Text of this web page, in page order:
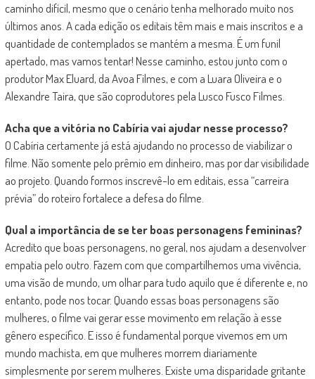
caminho difícil, mesmo que o cenário tenha melhorado muito nos
últimos anos. A cada edição os editais têm mais e mais inscritos e a
quantidade de contemplados se mantém a mesma. É um funil
apertado, mas vamos tentar! Nesse caminho, estou junto com o
produtor Max Eluard, da Avoa Filmes, e com a Luara Oliveira e o
Alexandre Taira, que são coprodutores pela Lusco Fusco Filmes.
Acha que a vitória no Cabíria vai ajudar nesse processo?
O Cabíria certamente já está ajudando no processo de viabilizar o
filme. Não somente pelo prêmio em dinheiro, mas por dar visibilidade
ao projeto. Quando formos inscrevê-lo em editais, essa “carreira
prévia” do roteiro fortalece a defesa do filme.
Qual a importância de se ter boas personagens femininas?
Acredito que boas personagens, no geral, nos ajudam a desenvolver
empatia pelo outro. Fazem com que compartilhemos uma vivência,
uma visão de mundo, um olhar para tudo aquilo que é diferente e, no
entanto, pode nos tocar. Quando essas boas personagens são
mulheres, o filme vai gerar esse movimento em relação à esse
gênero específico. E isso é fundamental porque vivemos em um
mundo machista, em que mulheres morrem diariamente
simplesmente por serem mulheres. Existe uma disparidade gritante